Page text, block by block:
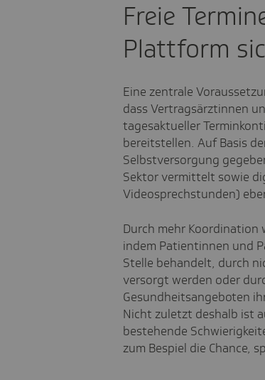
Freie
Plattform
Eine zentrale
dass Vertragsärztinnen
tagesaktueller
bereitstellen. Auf Basis
Selbstversorgung
Sektor vermittelt sowie
Videosprechstunden)
Durch mehr
indem Patientinnen und
Stelle behandelt, durch
versorgt werden oder
Gesundheitsangeboten
Nicht zuletzt deshalb ist
bestehende
zum Bespiel die Chance,